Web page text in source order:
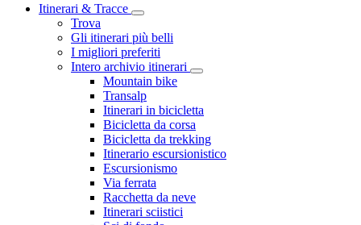
Itinerari & Tracce
Trova
Gli itinerari più belli
I migliori preferiti
Intero archivio itinerari
Mountain bike
Transalp
Itinerari in bicicletta
Bicicletta da corsa
Bicicletta da trekking
Itinerario escursionistico
Escursionismo
Via ferrata
Racchetta da neve
Itinerari sciistici